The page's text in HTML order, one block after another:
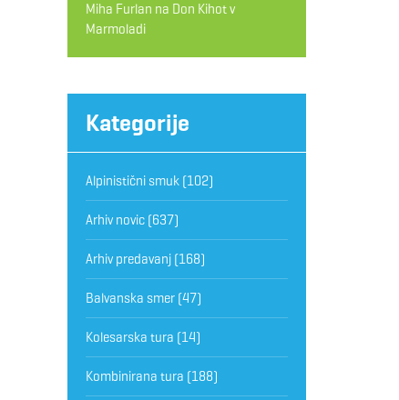
Miha Furlan na Don Kihot v
Marmoladi
Kategorije
Alpinistični smuk(102)
Arhiv novic(637)
Arhiv predavanj(168)
Balvanska smer(47)
Kolesarska tura (14)
Kombinirana tura (188)